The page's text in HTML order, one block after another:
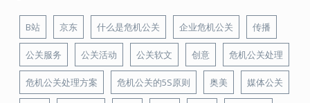
B站 京东 什么是危机公关 企业危机公关 传播
公关服务 公关活动 公关软文 创意 危机公关处理
危机公关处理方案 危机公关的5S原则 奥美 媒体公关